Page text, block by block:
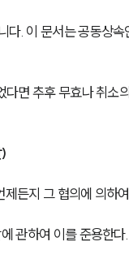
다. 이 문서는 공동상
면 추후 무효나 취소
든지 그 협의에 의하
관하여 이를 준용한다.